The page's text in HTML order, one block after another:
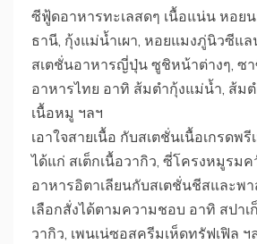
ซีฟู้ดอาหารทะเลสดๆ เนื้อแน่น หอย
ธานี, กุ้งแม่น้ำเผา, หอยแมงภู่นิวซีแ
สเตชั่นอาหารญี่ปุ่น ซูชิหน้าต่างๆ, ซ
อาหารไทย อาทิ ส้มตำกุ้งแม่น้ำ, ส้มต
เนื้อหมู ฯลฯ
เอาใจสายเนื้อ กับสเตชั่นเนื้อเกรดพ
ได้แก่ สเต็กเนื้อวากิว, ซี่โครงหมูรม
อาหารอิตาเลียนกับสเตชั่นชีสและพ
เลือกสั่งได้ตามความชอบ อาทิ สปาเ
วากิว, เพนเน่ซอสครีมเห็ดทรัฟเฟิล ฯ